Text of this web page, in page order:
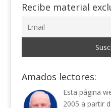
Recibe material
Amados lectores:
Esta página
2005 a partir